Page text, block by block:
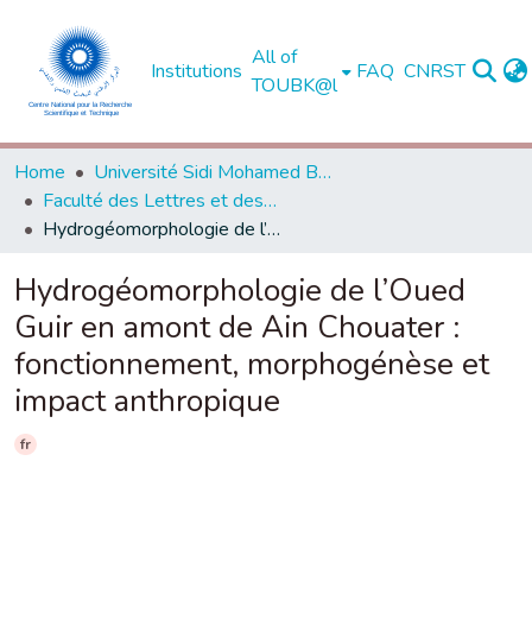
Institutions
All of
TOUBK@l
FAQ CNRST
Home
Université Sidi Mohamed Ben Abdellah de Fès
Faculté des Lettres et des Sciences Humaines - Saïs - Fès
Hydrogéomorphologie de l’Oued Guir en amont de Ain Chouater : fonctionnement, morphogénèse et impact anthropique
Hydrogéomorphologie de l’Oued
Guir en amont de Ain Chouater :
fonctionnement, morphogénèse et
impact anthropique
fr